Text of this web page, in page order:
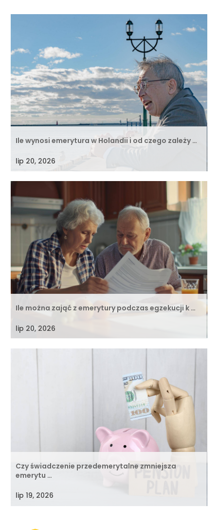
Ile wynosi emerytura w Holandii i od czego zależy …
lip 20, 2026
Ile można zająć z emerytury podczas egzekucji k …
lip 20, 2026
Czy świadczenie przedemerytalne zmniejsza
emerytu …
lip 19, 2026